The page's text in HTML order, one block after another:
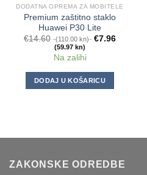
DODATNA OPREMA ZA MOBITELE
Premium zaštitno staklo
Huawei P30 Lite
€14.60 (110.00 kn) €7.96
(59.97 kn)
Na zalihi
DODAJ U KOŠARICU
ZAKONSKE ODREDBE